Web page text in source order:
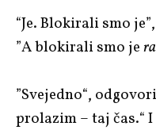
“Je. Blokirali smo
”A blokirali smo je
”Svejedno“,
prolazim – taj čas.“